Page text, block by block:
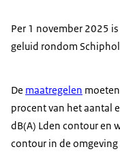
Per 1 november 2025
geluid rondom
De maatregelen
procent van het aantal
dB(A) Lden contour en
contour in de